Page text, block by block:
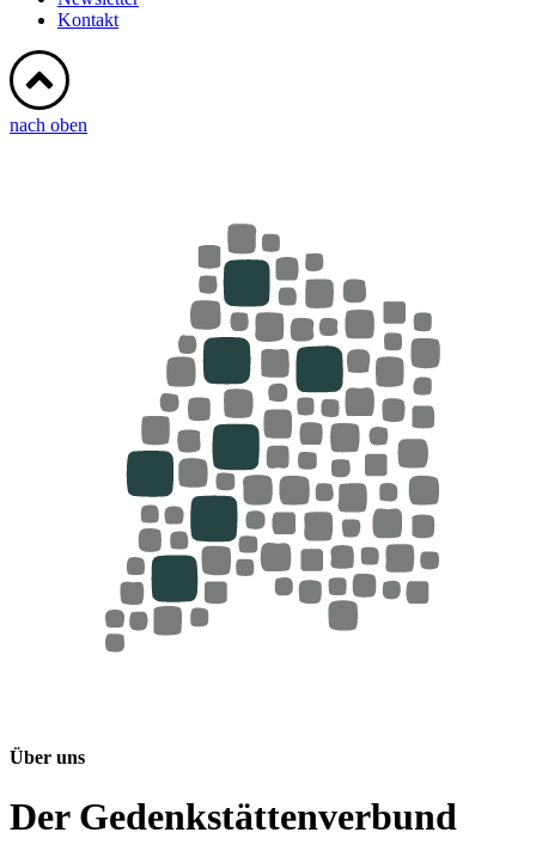
Kontakt
nach oben
Über uns
Der Gedenkstättenverbund